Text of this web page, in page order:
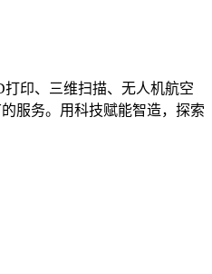
印、三维扫描、无人机航空
服务。用科技赋能智造，探索